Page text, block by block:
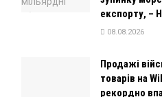
експорту, –
08.08.2026
Продажі
товарів на
рекордно